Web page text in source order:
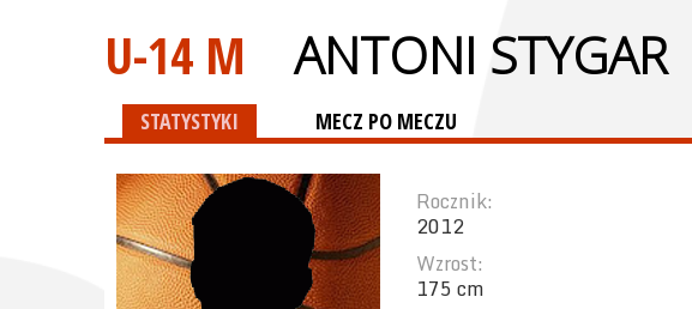
U-14 M ANTONI STYGAR
STATYSTYKI MECZ PO MECZU
Rocznik:
2012
Wzrost:
175 cm